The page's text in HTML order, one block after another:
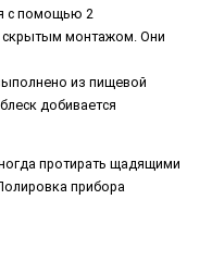
с помощью 2
скрытым монтажом. Они
из пищевой
добивается
протирать щадящими
прибора